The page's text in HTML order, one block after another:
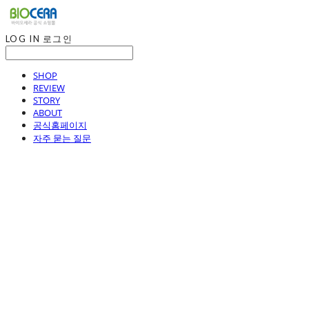
LOG IN 로그인
SHOP
REVIEW
STORY
ABOUT
공식홈페이지
자주 묻는 질문